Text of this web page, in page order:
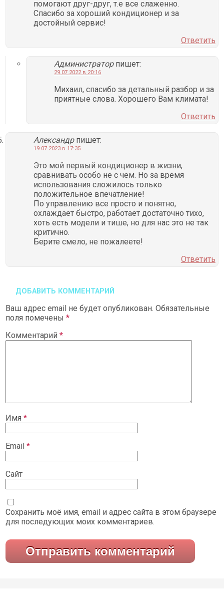
помогают друг-друг, т.е все слаженно.
Спасибо за хороший кондиционер и за
достойный сервис!
Ответить
Администратор пишет:
29.07.2022 в 20:16
Михаил, спасибо за детальный разбор и за
приятные слова. Хорошего Вам климата!
Ответить
Александр пишет:
19.07.2023 в 17:35
Это мой первый кондиционер в жизни,
сравнивать особо не с чем. Но за время
использования сложилось только
положительное впечатление!
По управлению все просто и понятно,
охлаждает быстро, работает достаточно тихо,
хоть есть модели и тише, но для нас это не так
критично.
Берите смело, не пожалеете!
Ответить
ДОБАВИТЬ КОММЕНТАРИЙ
Ваш адрес email не будет опубликован. Обязательные
поля помечены*
Комментарий*
Имя*
Email*
Сайт
Сохранить моё имя, email и адрес сайта в этом браузере
для последующих моих комментариев.